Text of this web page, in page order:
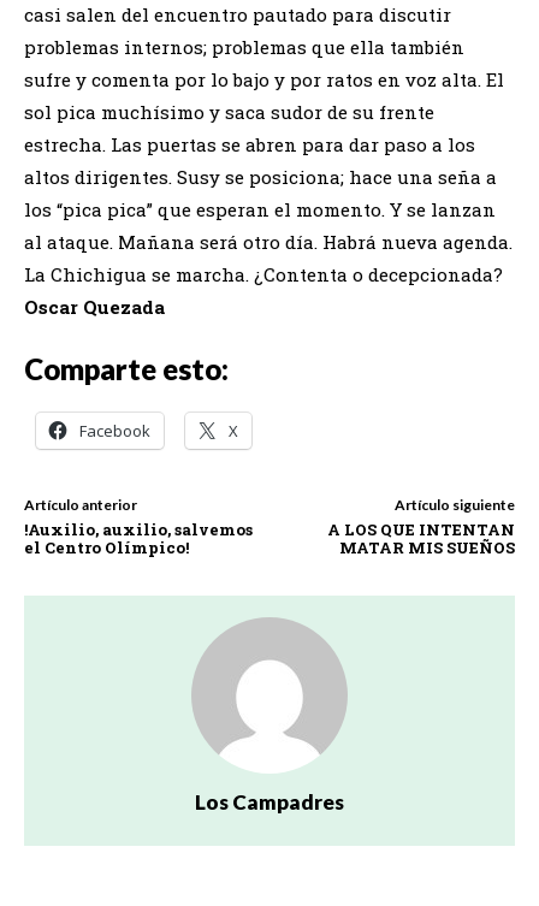
casi salen del encuentro pautado para discutir
problemas internos; problemas que ella también
sufre y comenta por lo bajo y por ratos en voz alta. El
sol pica muchísimo y saca sudor de su frente
estrecha. Las puertas se abren para dar paso a los
altos dirigentes. Susy se posiciona; hace una seña a
los “pica pica” que esperan el momento. Y se lanzan
al ataque. Mañana será otro día. Habrá nueva agenda.
La Chichigua se marcha. ¿Contenta o decepcionada?
Oscar Quezada
Comparte esto:
Facebook X
Artículo anterior
!Auxilio, auxilio, salvemos
el Centro Olímpico!
Artículo siguiente
A LOS QUE INTENTAN
MATAR MIS SUEÑOS
Los Campadres